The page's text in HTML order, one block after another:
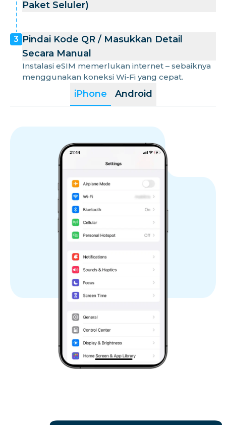
iPhone Android
Paket Seluler)
3 Pindai Kode QR / Masukkan Detail
Secara Manual
Instalasi eSIM memerlukan internet – sebaiknya
menggunakan koneksi Wi-Fi yang cepat.